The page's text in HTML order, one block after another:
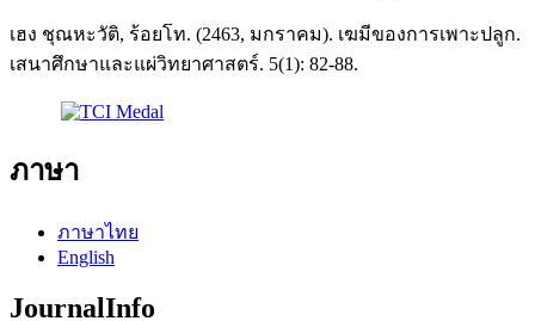
เฮง ชุณหะวัติ, ร้อยโท. (2463, มกราคม). เฆมีของการเพาะปลูก.
เสนาศึกษาและแผ่วิทยาศาสตร์. 5(1): 82-88.
ภาษา
ภาษาไทย
English
JournalInfo